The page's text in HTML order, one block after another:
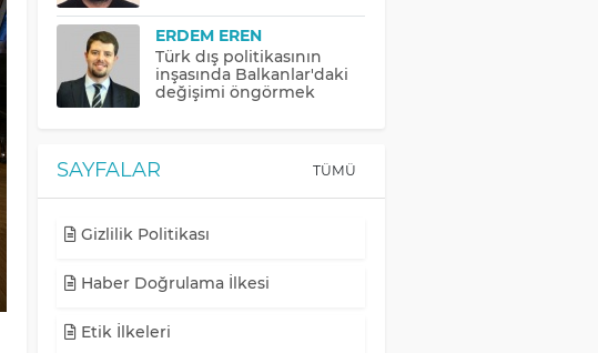
ERDEM EREN
Türk dış politikasının
inşasında Balkanlar'daki
değişimi öngörmek
SAYFALAR TÜMÜ
Gizlilik Politikası
Haber Doğrulama İlkesi
Etik İlkeleri